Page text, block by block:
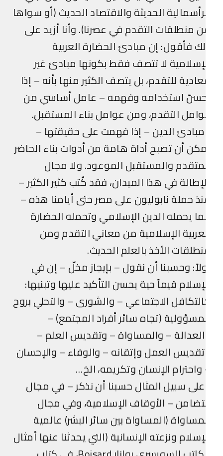
الحديثة والاقتصاد الحديث (أو سواها
منطلقات التقدم في عصرنا). وأنا أزيد على
فأقول: إن مبادئ الحضارة العربية
لا تتصف فقط بكونها مبادئ غير
للتقدم، بل يتصف الكثير منها بأنه – إذا
استخدامه وفهمه – عامل أساسي من
التقدم، ومن عوامل بناء المستقبل.
الدين – إذا فهمت على حقيقتها –
أن تصبح أداة هامة من أدوات بناء الحاضر
والمستقبل الموعود. ولا مجال
في هذا الميدان، فقد كُتب كثير الكثير –
حملة نابوليون على مصر حتى أيامنا هذه –
يحمله الدين الإسلامي وتحمله الحضارة
الإسلامية من معاني التقدم ومن
الأخذ بالعلم الحديث.
وحسبنا أن نقول – بإيجاز مخلّ – إن في
قيماً حية يحسن التأكيد عليها وتبنيها:
الاجتماعي – والشورى – والتحلي بروح
(تجاه سائر أفراد المجتمع) –
– والمساواة – وتقديس العلم –
العمل وإتقانه – والوفاء – والإحسان
الإنسان وتكريمه، الخ…
سبيل المثال حسبنا أن نذكر – في مجال
– الأوقاف الإسلامية، وفي مجال
(المساواة بين سائر البشر) عالمية
ونزعته الإنسانية (التي يحدثنا عنها أمثال